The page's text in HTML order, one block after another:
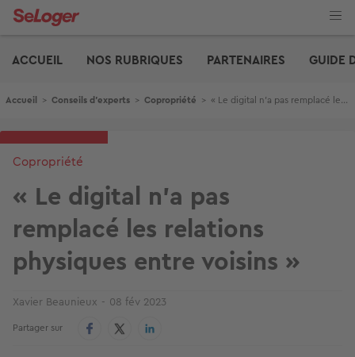
Aller
ACCUEIL
NOS RUBRIQUES PARTENAIRES GUIDE
Fil d'Ariane
Accueil > Conseils d'experts > Copropriété > « Le digital n'a pas remplacé les relations physiques entre voisins »
Copropriété
« Le digital n'a pas
remplacé les relations
physiques entre voisins »
Xavier Beaunieux 08 fév 2023
Partager sur